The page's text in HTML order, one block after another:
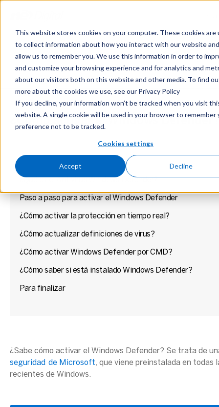
This website stores cookies on your computer. These cookies are
to collect information about how you interact with our website and
allow us to remember you. We use this information in order to
and customize your browsing experience and for analytics and
about our visitors both on this website and other media. To find
more about the cookies we use, see our Privacy Policy
If you decline, your information won’t be tracked when you visit
website. A single cookie will be used in your browser to remember
preference not to be tracked.
Cookies settings
Accept Decline
¿Cómo activar el Windows
Paso a paso para activar el Windows Defender
¿Cómo activar la protección en tiempo real?
¿Cómo actualizar definiciones de virus?
¿Cómo activar Windows Defender por CMD?
¿Cómo saber si está instalado Windows Defender?
Para finalizar
¿Sabe cómo activar el Windows Defender? Se trata de
seguridad de Microsoft, que viene preinstalada en todas
recientes de Windows.